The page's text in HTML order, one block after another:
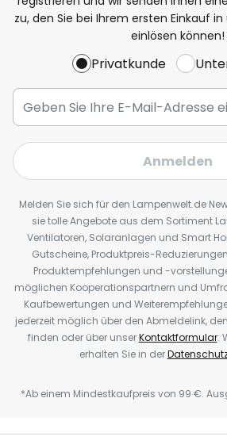
zu, den Sie bei Ihrem ersten Einkauf
einlösen können!
Privatkunde
Anmelden
Melden Sie sich für den Lampenwelt.de
sie tolle Angebote aus dem Sortiment
Ventilatoren, Solaranlagen und Smart
Gutscheine, Produktpreis-
Produktempfehlungen und -
möglichen Kooperationspartnern und
Kaufbewertungen und
jederzeit möglich über den Abmeldelink,
finden oder über unserKontaktformular.
erhalten Sie in der
*Ab einem Mindestkaufpreis von 99 €.